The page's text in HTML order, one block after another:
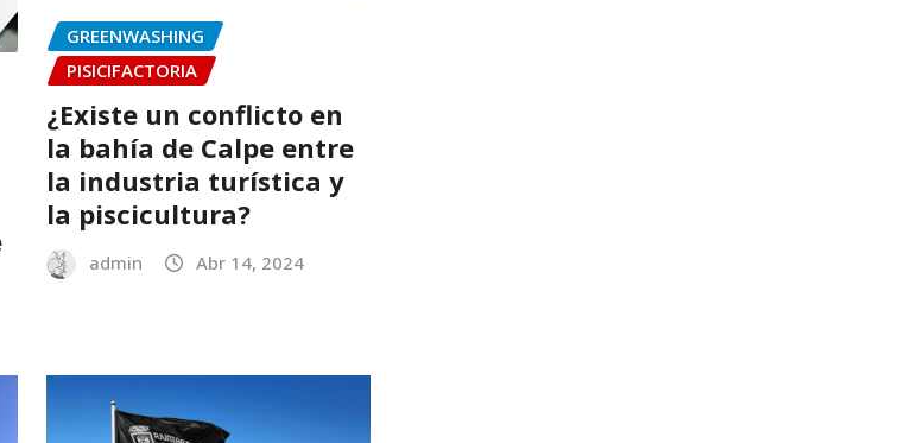
GREENWASHING
PISICIFACTORIA
¿Existe un conflicto en
la bahía de Calpe entre
la industria turística y
la piscicultura?
admin Abr 14, 2024